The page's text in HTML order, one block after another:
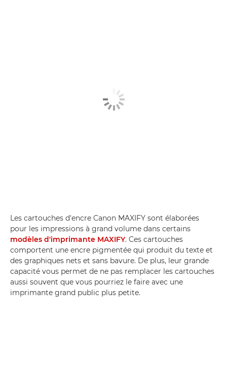
Les cartouches d'encre Canon MAXIFY sont élaborées
pour les impressions à grand volume dans certains
modèles d'imprimante MAXIFY. Ces cartouches
comportent une encre pigmentée qui produit du texte et
des graphiques nets et sans bavure. De plus, leur grande
capacité vous permet de ne pas remplacer les cartouches
aussi souvent que vous pourriez le faire avec une
imprimante grand public plus petite.